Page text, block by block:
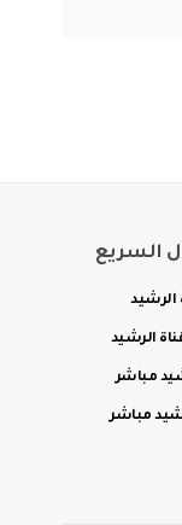
السريع
الرشيد
الرشيد
مباشر
مباشر